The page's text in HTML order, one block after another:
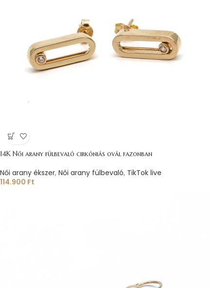
14K Női arany fülbevaló cirkóniás ovál fazonban
Női arany ékszer, Női arany fülbevaló, TikTok live
114.900 Ft